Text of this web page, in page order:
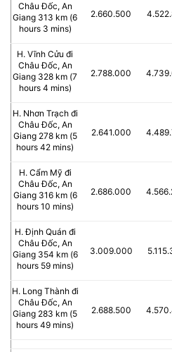
Châu Đốc, An
Giang 313 km (6
hours 3 mins)
2.660.500
H. Vĩnh Cửu đi
Châu Đốc, An
Giang 328 km (7
hours 4 mins)
2.788.000
H. Nhơn Trạch đi
Châu Đốc, An
Giang 278 km (5
hours 42 mins)
2.641.000
H. Cẩm Mỹ đi
Châu Đốc, An
Giang 316 km (6
hours 10 mins)
2.686.000
H. Định Quán đi
Châu Đốc, An
Giang 354 km (6
hours 59 mins)
3.009.000
H. Long Thành đi
Châu Đốc, An
Giang 283 km (5
hours 49 mins)
2.688.500